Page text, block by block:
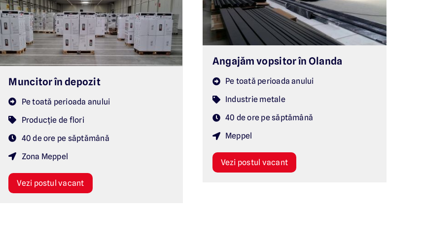
Muncitor în depozit
Pe toată perioada anului
Producție de flori
40 de ore pe săptămână
Zona Meppel
Vezi postul vacant
Angajăm vopsitor în Olanda
Pe toată perioada anului
Industrie metale
40 de ore pe săptămână
Meppel
Vezi postul vacant